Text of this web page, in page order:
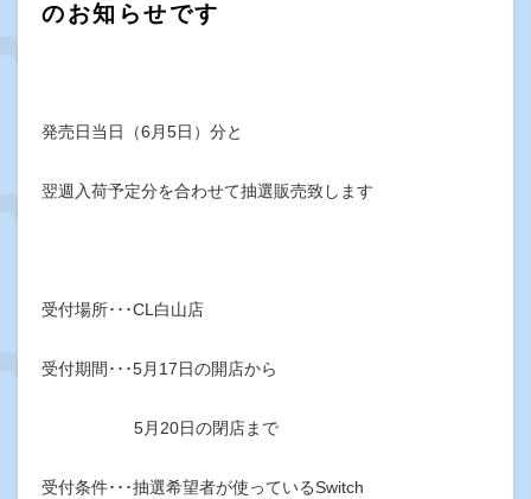
のお知らせです
発売日当日（6月5日）分と
翌週入荷予定分を合わせて抽選販売致します
受付場所･･･CL白山店
受付期間･･･5月17日の開店から
5月20日の閉店まで
受付条件･･･抽選希望者が使っているSwitch